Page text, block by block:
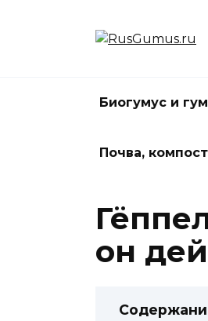
Биогумус и
Почва,
он